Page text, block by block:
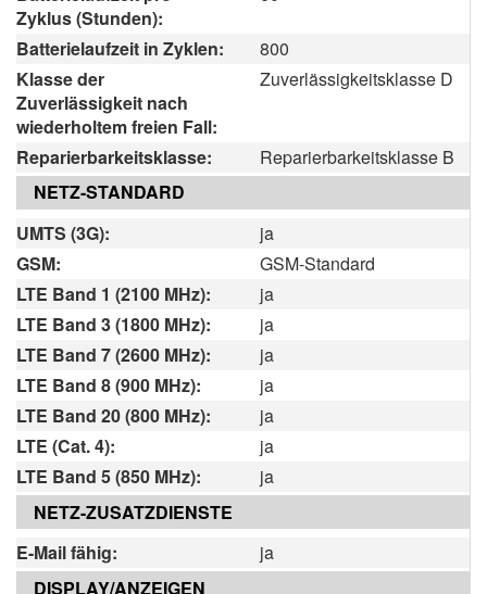
Zyklus (Stunden):
Batterielaufzeit in Zyklen:
800
Klasse der
Zuverlässigkeit nach
wiederholtem freien Fall:
Zuverlässigkeitsklasse D
Reparierbarkeitsklasse:
Reparierbarkeitsklasse B
NETZ-STANDARD
UMTS (3G):
ja
GSM:
GSM-Standard
LTE Band 1 (2100 MHz):
ja
LTE Band 3 (1800 MHz):
ja
LTE Band 7 (2600 MHz):
ja
LTE Band 8 (900 MHz):
ja
LTE Band 20 (800 MHz):
ja
LTE (Cat. 4):
ja
LTE Band 5 (850 MHz):
ja
NETZ-ZUSATZDIENSTE
E-Mail fähig:
ja
DISPLAY/ANZEIGEN